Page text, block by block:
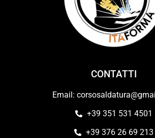
CONTATTI
Email:
+39 351 531 4501
+39 376 26 69 213